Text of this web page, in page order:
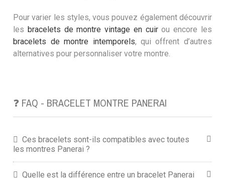
Pour varier les styles, vous pouvez également découvrir
les bracelets de montre vintage en cuirou encore les
bracelets de montre intemporels, qui offrent d’autres
alternatives pour personnaliser votre montre.
❓ FAQ - BRACELET MONTRE PANERAI
Ces bracelets sont-ils compatibles avec toutes
les montres Panerai ?
Quelle est la différence entre un bracelet Panerai